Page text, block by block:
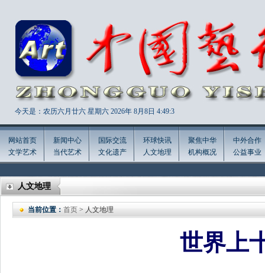
今天是：农历六月廿六 星期六 2026年 8月8日 4:49:5
网站首页
文学艺术
新闻中心
当代艺术
国际交流
文化遗产
环球快讯
人文地理
聚焦中华
机构概况
中外合作
公益事业
人文地理
当前位置： 首页 > 人文地理
世界上